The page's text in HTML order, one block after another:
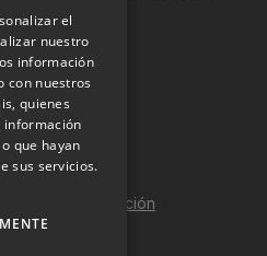
de la información
el
nuestro
información
con nuestros
quienes
información
que hayan
sus servicios.